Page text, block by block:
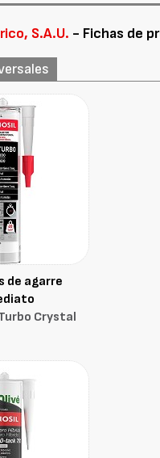
S.A.U. - Fichas de
de agarre
Crystal